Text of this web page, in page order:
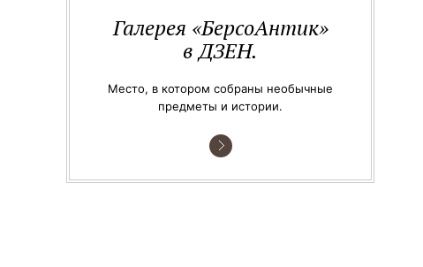
Галерея «БерсоАнтик»
в ДЗЕН.
Место, в котором собраны необычные
предметы и истории.